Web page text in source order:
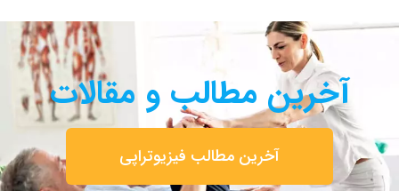
آخرین مطالب و مقالات
آخرین مطالب فیزیوتراپی